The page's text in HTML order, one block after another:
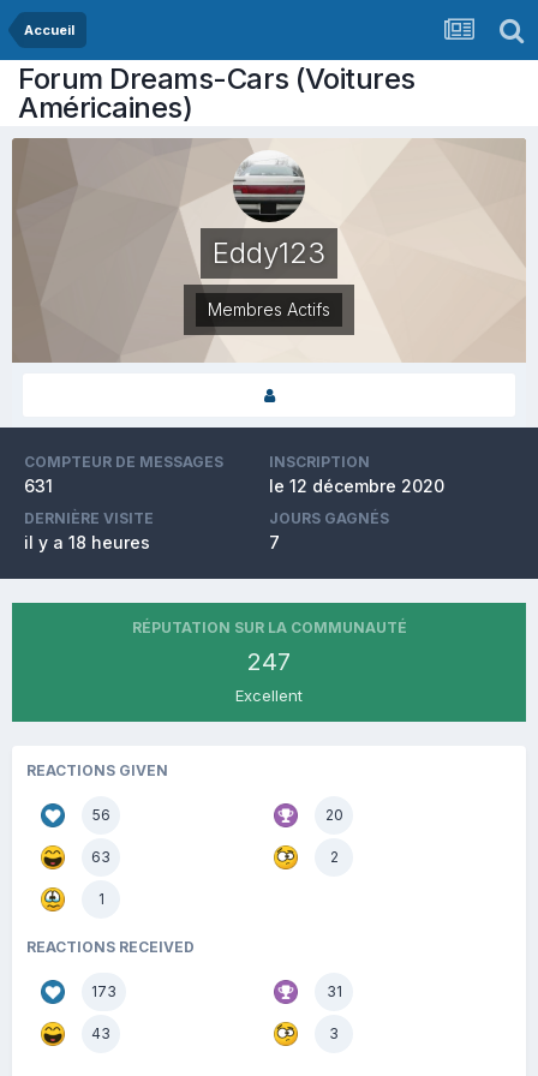
Accueil
Forum Dreams-Cars (Voitures
Américaines)
Eddy123
Membres Actifs
COMPTEUR DE MESSAGES
631
INSCRIPTION
le 12 décembre 2020
DERNIÈRE VISITE
il y a 18 heures
JOURS GAGNÉS
7
RÉPUTATION SUR LA COMMUNAUTÉ
247
Excellent
REACTIONS GIVEN
56 20
63 2
1
REACTIONS RECEIVED
173 31
43 3